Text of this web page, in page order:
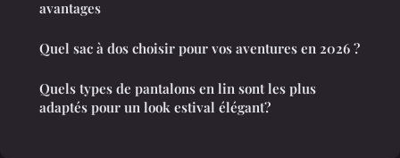
avantages
Quel sac à dos choisir pour vos aventures en 2026 ?
Quels types de pantalons en lin sont les plus
adaptés pour un look estival élégant?